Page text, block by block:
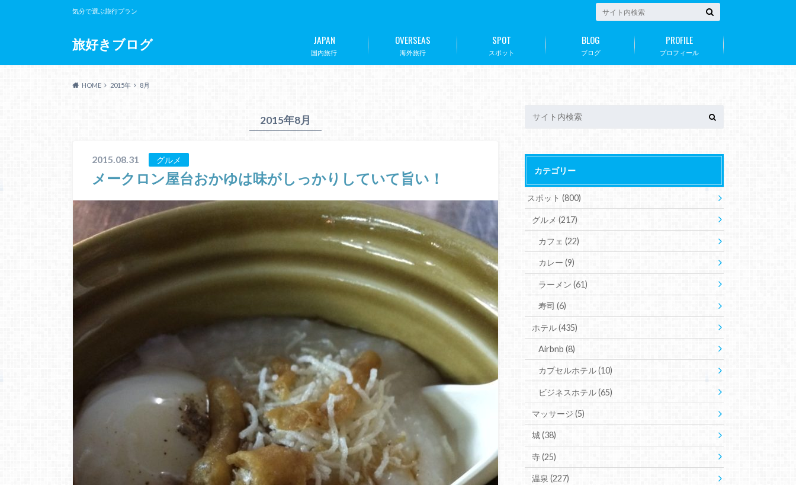
旅好きブログ
気分で選ぶ旅行プラン
国内旅行
JAPAN
海外旅行
OVERSEAS
スポット
SPOT
ブログ
BLOG
プロフィール
PROFILE
HOME 2015年 8月
2015年8月
2015.08.31 グルメ
メークロン屋台おかゆは味がしっかりしていて旨い！ カテゴリー
スポット(800)
グルメ (217)
カフェ(22)
カレー(9)
ラーメン(61)
寿司(6)
ホテル(435)
Airbnb(8)
カプセルホテル(10)
ビジネスホテル(65)
マッサージ (5)
城(38)
寺(25)
温泉 (227)